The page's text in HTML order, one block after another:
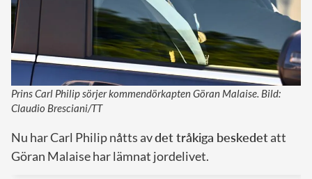
Prins Carl Philip sörjer kommendörkapten Göran Malaise. Bild:
Claudio Bresciani/TT
Nu har Carl Philip nåtts avdet tråkiga beskedetatt
Göran Malaise har lämnat jordelivet.